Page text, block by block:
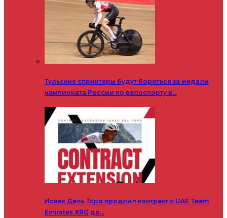
Тульские спринтеры будут бороться за медали
чемпионата России по велоспорту в…
Исаак Дель Торо продлил контракт с UAE Team
Emirates XRG до…